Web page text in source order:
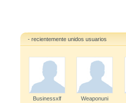
- recientemente unidos usuarios
Businessxlf Weaponuni